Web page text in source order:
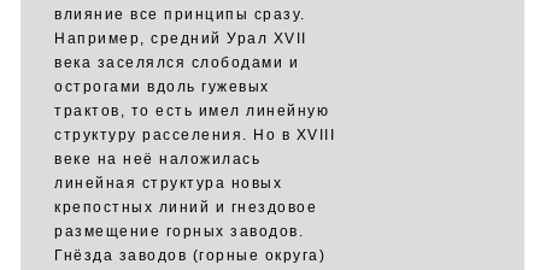
влияние все принципы сразу.
Например, средний Урал XVII
века заселялся слободами и
острогами вдоль гужевых
трактов, то есть имел линейную
структуру расселения. Но в XVIII
веке на неё наложилась
линейная структура новых
крепостных линий и гнездовое
размещение горных заводов.
Гнёзда заводов (горные округа)